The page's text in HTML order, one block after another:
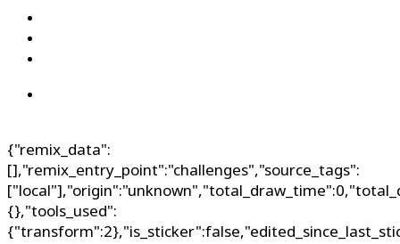
{"remix_data":
[],"remix_entry_point":"challenges","source_tags":
{},"tools_used":